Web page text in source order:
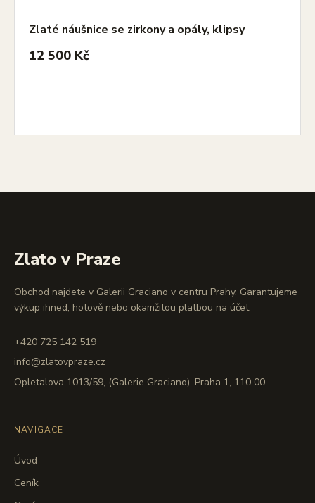
Zlaté náušnice se zirkony a opály, klipsy
12 500 Kč
Zlato v Praze
Obchod najdete v Galerii Graciano v centru Prahy. Garantujeme
výkup ihned, hotově nebo okamžitou platbou na účet.
+420 725 142 519
info@zlatovpraze.cz
Opletalova 1013/59, (Galerie Graciano), Praha 1, 110 00
NAVIGACE
Úvod
Ceník